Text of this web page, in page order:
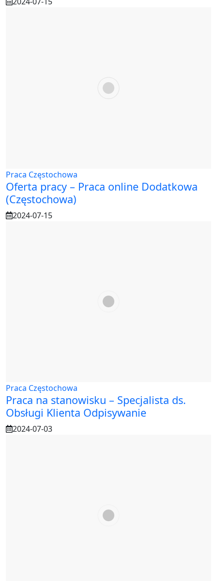
Praca Częstochowa
Oferta pracy – Praca online Dodatkowa
(Częstochowa)
2024-07-15
Praca Częstochowa
Praca na stanowisku – Specjalista ds.
Obsługi Klienta Odpisywanie
2024-07-03